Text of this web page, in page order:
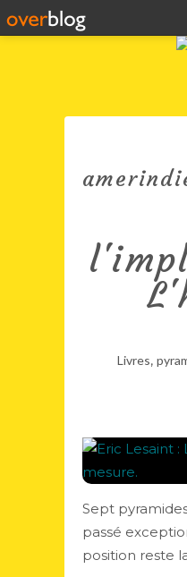
Livres,
Sept
passé
position reste